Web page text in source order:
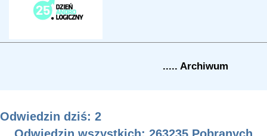
..... Archiwum
Odwiedzin dziś: 2